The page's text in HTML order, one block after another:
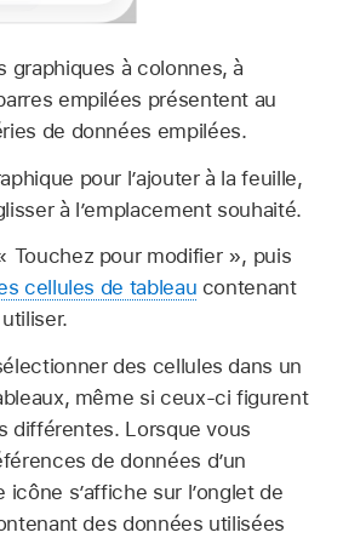
graphiques à colonnes, à
empilées présentent au
de données empilées.
pour l’ajouter à la feuille,
à l’emplacement souhaité.
Touchez pour modifier », puis
cellules de tableau contenant
des cellules dans un
même si ceux-ci figurent
différentes. Lorsque vous
de données d’un
icône s’affiche sur l’onglet de
des données utilisées